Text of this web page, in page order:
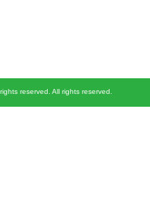
reserved. All rights reserved.